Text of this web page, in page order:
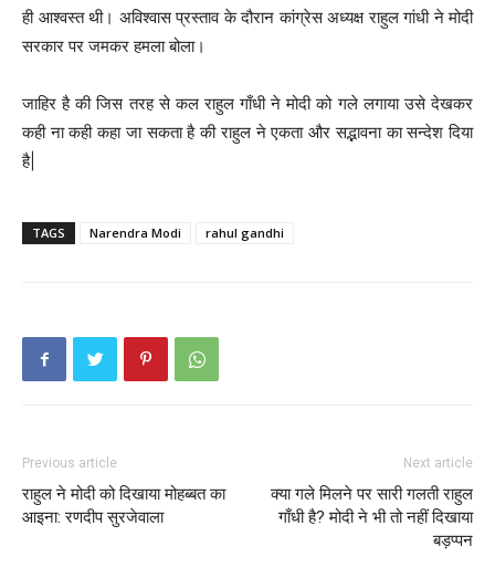
ही आश्वस्त थी। अविश्वास प्रस्ताव के दौरान कांग्रेस अध्यक्ष राहुल गांधी ने मोदी
सरकार पर जमकर हमला बोला।
जाहिर है की जिस तरह से कल राहुल गाँधी ने मोदी को गले लगाया उसे देखकर
कही ना कही कहा जा सकता है की राहुल ने एकता और सद्भावना का सन्देश दिया
है|
TAGS Narendra Modi rahul gandhi
Previous article
राहुल ने मोदी को दिखाया मोहब्बत का
आइना: रणदीप सुरजेवाला
Next article
क्या गले मिलने पर सारी गलती राहुल
गाँधी है? मोदी ने भी तो नहीं दिखाया
बड़प्पन